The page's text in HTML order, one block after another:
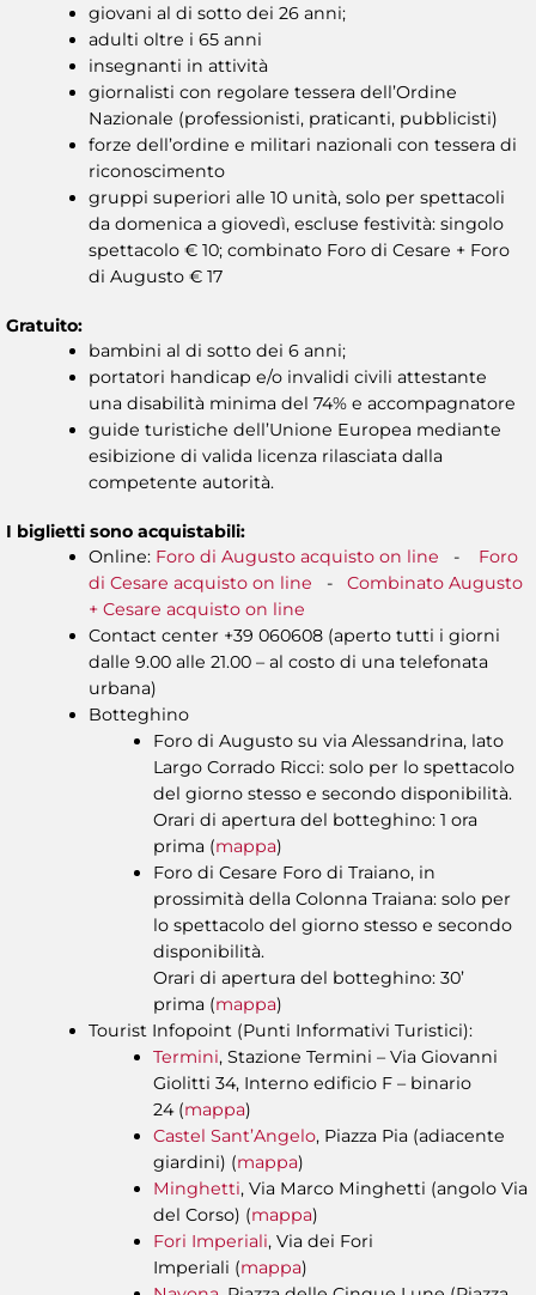
giovani al di sotto dei 26 anni;
adulti oltre i 65 anni
insegnanti in attività
giornalisti con regolare tessera dell’Ordine
Nazionale (professionisti, praticanti, pubblicisti)
forze dell’ordine e militari nazionali con tessera di
riconoscimento
gruppi superiori alle 10 unità, solo per spettacoli
da domenica a giovedì, escluse festività: singolo
spettacolo € 10; combinato Foro di Cesare + Foro
di Augusto € 17
Gratuito:
bambini al di sotto dei 6 anni;
portatori handicap e/o invalidi civili attestante
una disabilità minima del 74% e accompagnatore
guide turistiche dell’Unione Europea mediante
esibizione di valida licenza rilasciata dalla
competente autorità.
I biglietti sono acquistabili:
Online: Foro di Augusto acquisto on line - Foro
di Cesare acquisto on line - Combinato Augusto
+ Cesare acquisto on line
Contact center +39 060608 (aperto tutti i giorni
dalle 9.00 alle 21.00 – al costo di una telefonata
urbana)
Botteghino
Foro di Augusto su via Alessandrina, lato
Largo Corrado Ricci: solo per lo spettacolo
del giorno stesso e secondo disponibilità.
Orari di apertura del botteghino: 1 ora
prima (mappa)
Foro di Cesare Foro di Traiano, in
prossimità della Colonna Traiana: solo per
lo spettacolo del giorno stesso e secondo
disponibilità.
Orari di apertura del botteghino: 30’
prima (mappa)
Tourist Infopoint (Punti Informativi Turistici):
Termini, Stazione Termini – Via Giovanni
Giolitti 34, Interno edificio F – binario
24 (mappa)
Castel Sant’Angelo, Piazza Pia (adiacente
giardini) (mappa)
Minghetti, Via Marco Minghetti (angolo Via
del Corso) (mappa)
Fori Imperiali, Via dei Fori
Imperiali (mappa)